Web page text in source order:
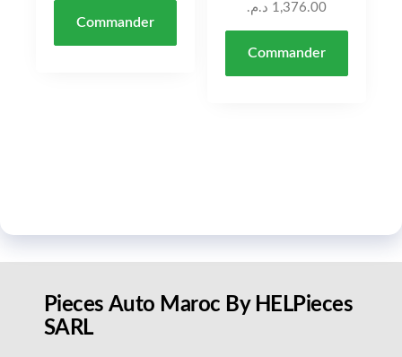
Commander
1,376.00 د.م.
Commander
Pieces Auto Maroc By HELPieces
SARL